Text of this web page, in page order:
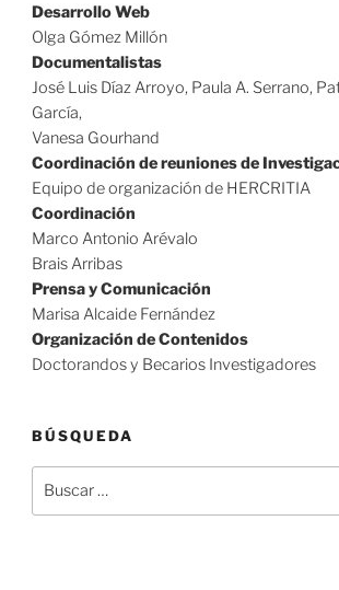
Desarrollo Web
Olga Gómez Millón
Documentalistas
José Luis Díaz Arroyo, Paula A. Serrano,
García,
Vanesa Gourhand
Coordinación de reuniones de
Equipo de organización de HERCRITIA
Coordinación
Marco Antonio Arévalo
Brais Arribas
Prensa y Comunicación
Marisa Alcaide Fernández
Organización de Contenidos
Doctorandos y Becarios Investigadores
BÚSQUEDA
por: